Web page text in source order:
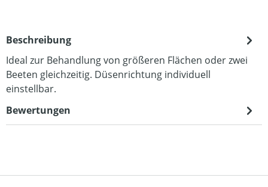
Beschreibung
Ideal zur Behandlung von größeren Flächen oder zwei
Beeten gleichzeitig. Düsenrichtung individuell
einstellbar.
Bewertungen